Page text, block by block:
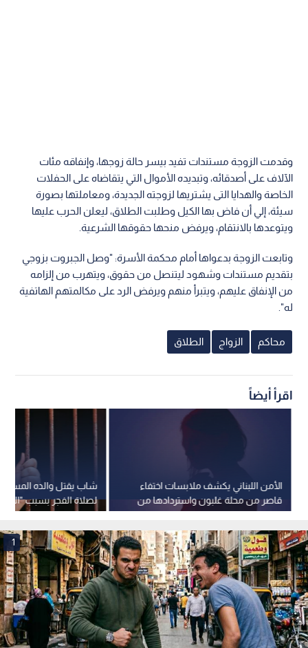
وقدمت الزوجة مستندات تفيد بيسر حالة زوجها، وإنفاقه مئات
الآلاف على أصدقائه، وتبديده الأموال التي يتقاضاه على الحفلات
الخاصة والهدايا التى يشتريها لزوجته الجديدة، ومعاملتها بصورة
سيئة، إلي أن فاض بها الكيل وطلبت الطلاق، ليعلن الحرب عليها
ويتوعدها بالانتقام، ويرفض منحها حقوقها الشرعية.
وتابعت الزوجة بدعواها أمام محكمة الأسرة: "وصل الجبروت بزوجي
بتقديم مستندات وشهود ليتنصل من حقوق، ويتهرب من إلزامه
من الإنفاق عليهم، ويتبرأ منهم ويرفض الرد على مكالمتهم الهاتفية
له".
محاكم الزواج الطلاق
اقرأ أيضاً
شاب يقتل والده المسن
لصلاة الفجر بسبب
الأمن اللبناني يكشف ملابسات اختفاء
قاصر من محلة غلبون واستردادها من
سوريا
1